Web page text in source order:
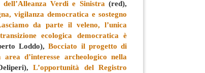
Verdi e Sinistra (red),
vigilanza democratica e sostegno
da parte il veleno, l’unica
ecologica democratica è
Loddo),Bocciato il progetto di
d’interesse archeologico nella
L’opportunità del Registro